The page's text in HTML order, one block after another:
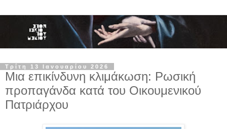
Τρίτη 13 Ιανουαρίου 2026
Μια επικίνδυνη κλιμάκωση: Ρωσική
προπαγάνδα κατά του Οικουμενικού
Πατριάρχου